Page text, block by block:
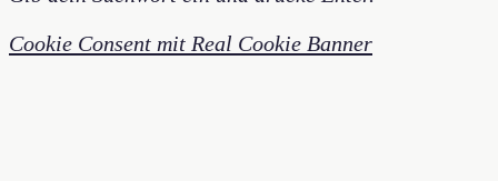
Cookie Consent mit Real Cookie Banner